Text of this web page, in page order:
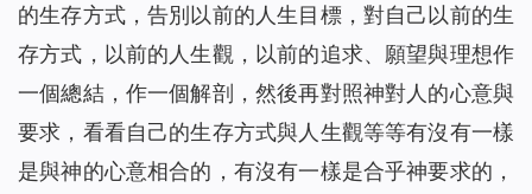
的生存方式，告別以前的人生目標，對自己以前的生
存方式，以前的人生觀，以前的追求、願望與理想作
一個總結，作一個解剖，然後再對照神對人的心意與
要求，看看自己的生存方式與人生觀等等有沒有一樣
是與神的心意相合的，有沒有一樣是合乎神要求的，